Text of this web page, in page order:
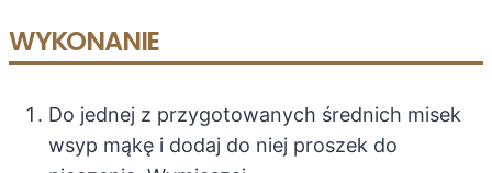
WYKONANIE
Do jednej z przygotowanych średnich misek
wsyp mąkę i dodaj do niej proszek do